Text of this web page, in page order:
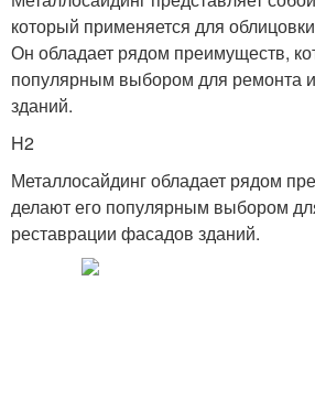
который применяется для
Он обладает рядом преимуществ,
популярным выбором для ремонта
зданий.
H2
Металлосайдинг обладает рядом
делают его популярным выбором
реставрации фасадов зданий.